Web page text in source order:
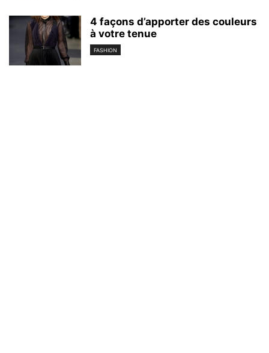
4 façons d’apporter des couleurs
à votre tenue
FASHION